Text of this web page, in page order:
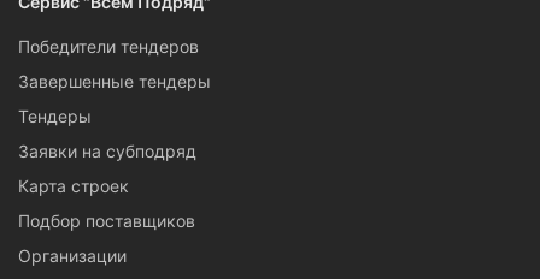
Победители тендеров
Завершенные тендеры
Тендеры
Заявки на субподряд
Карта строек
Подбор поставщиков
Организации